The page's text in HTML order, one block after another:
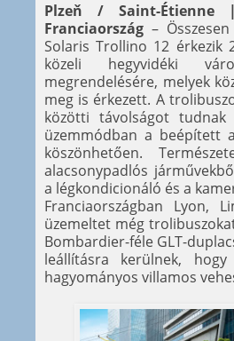
Plzeň / Saint-Étienne
Franciaország –
Solaris Trollino 12 érkezik
közeli hegyvidéki
megrendelésére, melyek
meg is érkezett. A
közötti távolságot
üzemmódban a beépített
köszönhetően.
alacsonypadlós
a légkondicionáló és a
Franciaországban Lyon,
üzemeltet még
Bombardier-féle GLT-
leállításra kerülnek,
hagyományos villamos